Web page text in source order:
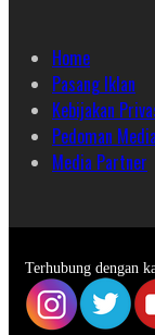
Home
Pasang Iklan
Kebijakan
Pedoman
Media Partner
Terhubung dengan